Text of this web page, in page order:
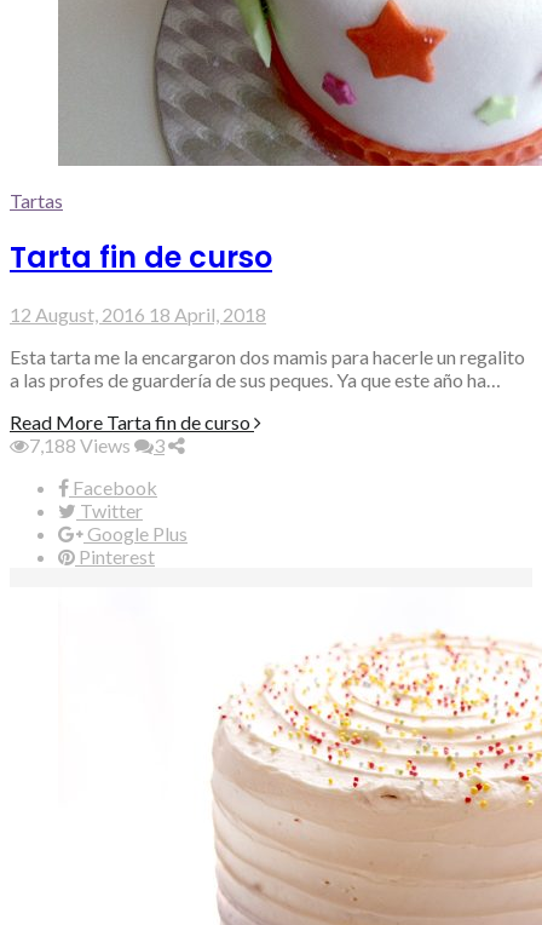
Tartas
Tarta fin de curso
12 August, 2016 18 April, 2018
Esta tarta me la encargaron dos mamis para hacerle un regalito
a las profes de guardería de sus peques. Ya que este año ha…
Read More Tarta fin de curso
7,188 Views
3
Facebook
Twitter
Google Plus
Pinterest